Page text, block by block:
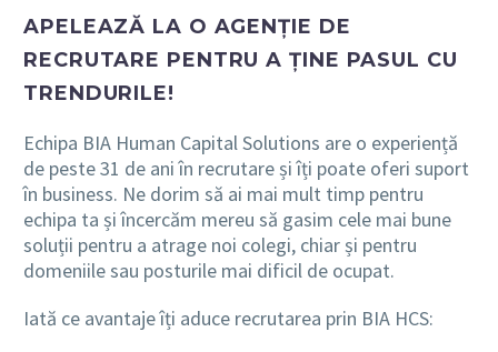
APELEAZĂ LA O AGENȚIE DE
RECRUTARE PENTRU A ȚINE PASUL CU
TRENDURILE!
Echipa BIA Human Capital Solutions are o experiență
de peste 31 de ani în recrutare și îți poate oferi suport
în business. Ne dorim să ai mai mult timp pentru
echipa ta și încercăm mereu să gasim cele mai bune
soluții pentru a atrage noi colegi, chiar și pentru
domeniile sau posturile mai dificil de ocupat.
Iată ce avantaje îți aduce recrutarea prin BIA HCS: